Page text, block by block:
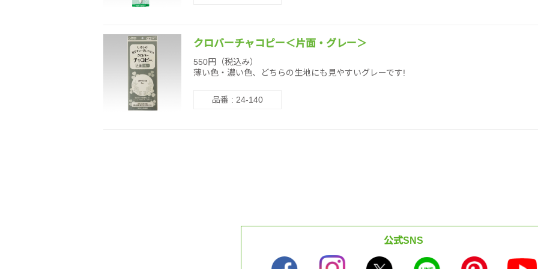
クロバーチャコピー＜片面・グレー＞
550円（税込み）
薄い色・濃い色、どちらの生地にも見やすいグレーです!
品番 : 24-140
公式SNS